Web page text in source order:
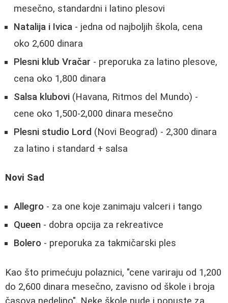
mesečno, standardni i latino plesovi
Natalija i Ivica - jedna od najboljih škola, cena
oko 2,600 dinara
Plesni klub Vračar - preporuka za latino plesove,
cena oko 1,800 dinara
Salsa klubovi (Havana, Ritmos del Mundo) -
cene oko 1,500-2,000 dinara mesečno
Plesni studio Lord (Novi Beograd) - 2,300 dinara
za latino i standard + salsa
Novi Sad
Allegro - za one koje zanimaju valceri i tango
Queen - dobra opcija za rekreativce
Bolero - preporuka za takmičarski ples
Kao što primećuju polaznici, "cene variraju od 1,200
do 2,600 dinara mesečno, zavisno od škole i broja